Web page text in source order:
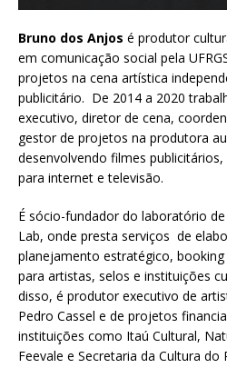
Bruno dos Anjos é produtor
em comunicação social pela
projetos na cena artística
publicitário. De 2014 a 2020
executivo, diretor de cena,
gestor de projetos na produtora
desenvolvendo filmes
para internet e televisão.
É sócio-fundador do laboratório
Lab, onde presta serviços de
planejamento estratégico,
para artistas, selos e instituições
disso, é produtor executivo de
Pedro Cassel e de projetos
instituições como Itaú Cultural,
Feevale e Secretaria da Cultura do